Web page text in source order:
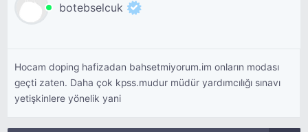
botebselcuk
Hocam doping hafizadan bahsetmiyorum.im onların modası
geçti zaten. Daha çok kpss.mudur müdür yardımcılığı sınavı
yetişkinlere yönelik yani